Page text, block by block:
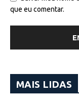
que eu comentar.
MAIS LIDAS